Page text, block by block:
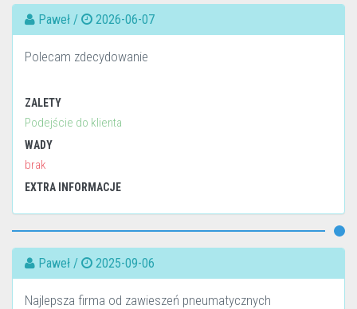
Paweł / 2026-06-07
Polecam zdecydowanie
ZALETY
Podejście do klienta
WADY
brak
EXTRA INFORMACJE
Paweł / 2025-09-06
Najlepsza firma od zawieszeń pneumatycznych